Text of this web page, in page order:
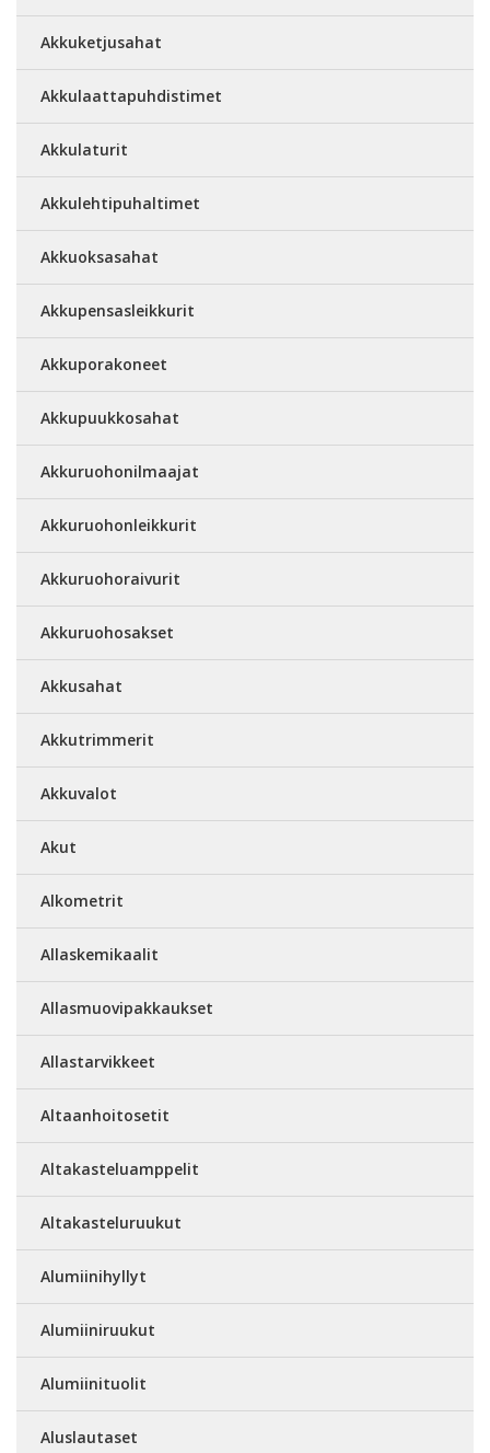
Akkuketjusahat
Akkulaattapuhdistimet
Akkulaturit
Akkulehtipuhaltimet
Akkuoksasahat
Akkupensasleikkurit
Akkuporakoneet
Akkupuukkosahat
Akkuruohonilmaajat
Akkuruohonleikkurit
Akkuruohoraivurit
Akkuruohosakset
Akkusahat
Akkutrimmerit
Akkuvalot
Akut
Alkometrit
Allaskemikaalit
Allasmuovipakkaukset
Allastarvikkeet
Altaanhoitosetit
Altakasteluamppelit
Altakasteluruukut
Alumiinihyllyt
Alumiiniruukut
Alumiinituolit
Aluslautaset